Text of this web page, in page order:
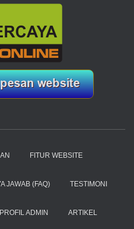
FITUR WEBSITE
JAWAB (FAQ) TESTIMONI
PROFIL ADMIN ARTIKEL